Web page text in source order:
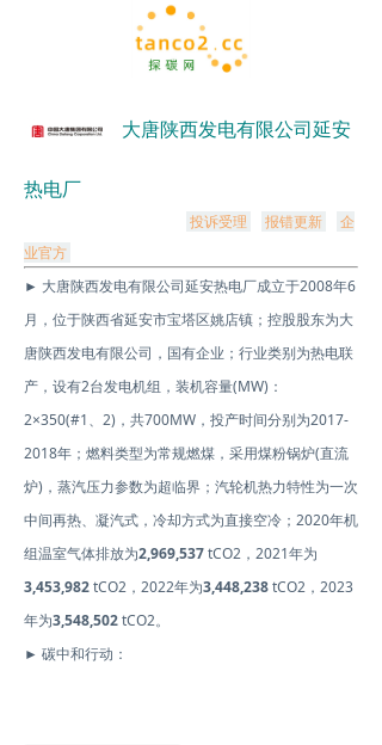
大唐陕西发电有限公司延安
热电厂
投诉受理 报错更新
企
业官方
► 大唐陕西发电有限公司延安热电厂成立于2008年6
月，位于陕西省延安市宝塔区姚店镇；控股股东为大
唐陕西发电有限公司，国有企业；行业类别为热电联
产，设有2台发电机组，装机容量(MW)：
2×350(#1、2)，共700MW，投产时间分别为2017-
2018年；燃料类型为常规燃煤，采用煤粉锅炉(直流
炉)，蒸汽压力参数为超临界；汽轮机热力特性为一次
中间再热、凝汽式，冷却方式为直接空冷；2020年机
组温室气体排放为2,969,537tCO2，2021年为
3,453,982tCO2，2022年为3,448,238tCO2，2023
年为3,548,502tCO2。
► 碳中和行动：